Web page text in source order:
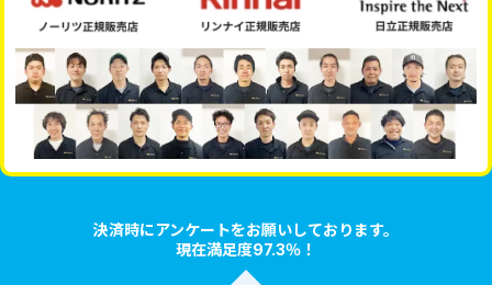
決済時にアンケートをお願いしております。
現在満足度97.3％！